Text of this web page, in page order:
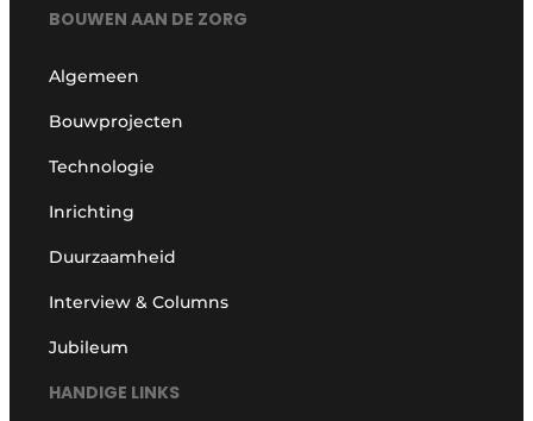
BOUWEN AAN DE ZORG
Algemeen
Bouwprojecten
Technologie
Inrichting
Duurzaamheid
Interview & Columns
Jubileum
HANDIGE LINKS